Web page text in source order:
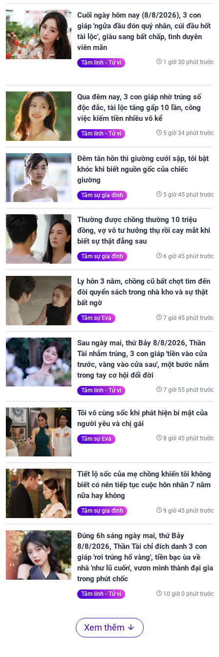
Cuối ngày hôm nay (8/8/2026), 3 con
giáp 'ngửa đầu đón quý nhân, cúi đầu hốt
tài lộc', giàu sang bất chấp, tình duyên
viên mãn
Tâm linh - Tử vi 1 giờ 30 phút trước
Qua đêm nay, 3 con giáp nhờ trúng số
độc đắc, tài lộc tăng gấp 10 lần, công
việc kiếm tiền nhiều vô kể
Tâm linh - Tử vi 5 giờ 34 phút trước
Đêm tân hôn thì giường cưới sập, tôi bật
khóc khi biết nguồn gốc của chiếc
giường
Tâm sự gia đình 5 giờ 45 phút trước
Thường được chồng thường 10 triệu
đồng, vợ vô tư hưởng thụ rồi cay mắt khi
biết sự thật đằng sau
Tâm sự gia đình 6 giờ 45 phút trước
Ly hôn 3 năm, chồng cũ bất chợt tìm đến
đòi quyển sách trong nhà kho và sự thật
bất ngờ
Tâm sự Eva 7 giờ 45 phút trước
Sau ngày mai, thứ Bảy 8/8/2026, Thần
Tài nhắm trúng, 3 con giáp 'tiền vào cửa
trước, vàng vào cửa sau', một bước nắm
trong tay cơ hội đổi đời
Tâm linh - Tử vi 7 giờ 55 phút trước
Tôi vô cùng sốc khi phát hiện bí mật của
người yêu và chị gái
Tâm sự Eva 8 giờ 45 phút trước
Tiết lộ sốc của mẹ chồng khiến tôi không
biết có nên tiếp tục cuộc hôn nhân 7 năm
nữa hay không
Tâm sự gia đình 9 giờ 45 phút trước
Đúng 6h sáng ngày mai, thứ Bảy
8/8/2026, Thần Tài chỉ đích danh 3 con
giáp 'rơi trúng hố vàng', tiền bạc ùa về
nhà 'như lũ cuốn', vươn mình thành đại gia
trong phút chốc
Tâm linh - Tử vi 10 giờ 0 phút trước
Xem thêm